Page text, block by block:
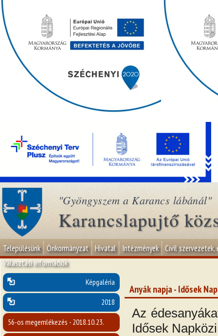
"Gyöngyszem a Karancs lábánál"
Karancslapujtő
Településünk Önkormányzat Hivatal Intézmények Civil szervezetek,
Választási információk
Képgaléria
2018
56-os megemlékezés - 2018.10.23.
Anyák napja - Idősek
Az
Idősek